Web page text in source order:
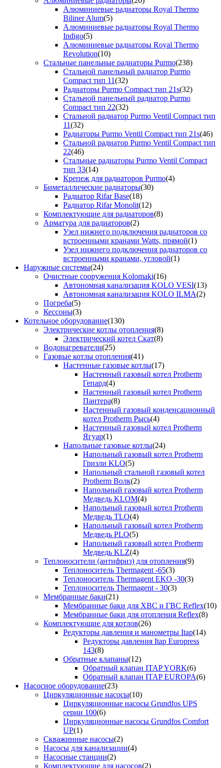
Алюминиевые радиаторы Royal Thermo
Biliner Alum(5)
Алюминиевые радиаторы Royal Thermo
Indigo(5)
Алюминиевые радиаторы Royal Thermo
Revolution(10)
Стальные панельные радиаторы Purmo(238)
Стальной панельный радиатор Purmo
Compact тип 11(32)
Радиаторы Purmo Compact тип 21s(32)
Стальной панельный радиатор Purmo
Compact тип 22(32)
Стальной радиатор Purmo Ventil Compact тип
11(32)
Радиаторы Purmo Ventil Compact тип 21s(46)
Стальной радиатор Purmo Ventil Compact тип
22(46)
Стальные радиаторы Purmo Ventil Compact
тип 33(14)
Крепеж для радиаторов Purmo(4)
Биметаллические радиаторы(30)
Радиатор Rifar Base(18)
Радиатор Rifar Monolit(12)
Комплектующие для радиаторов(8)
Арматура для радиаторов(2)
Узел нижнего подключения радиаторов со
встроенными кранами Watts, прямой(1)
Узел нижнего подключения радиаторов со
встроенными кранами, угловой(1)
Наружные системы(24)
Очистные сооружения Kolomaki(16)
Автономная канализация KOLO VESI(13)
Автономная канализация KOLO ILMA(2)
Погреба(5)
Кессоны(3)
Котельное оборудование(130)
Электрические котлы отопления(8)
Электрический котел Скат(8)
Водонагреватели(25)
Газовые котлы отопления(41)
Настенные газовые котлы(17)
Настенный газовый котел Protherm
Гепард(4)
Настенный газовый котел Protherm
Пантера(8)
Настенный газовый конденсационный
котел Protherm Рысь(4)
Настенный газовый котел Protherm
Ягуар(1)
Напольные газовые котлы(24)
Напольный газовый котел Protherm
Гризли KLO(5)
Напольный стальной газовый котел
Protherm Волк(2)
Напольный газовый котел Protherm
Медведь KLOM(4)
Напольный газовый котел Protherm
Медведь TLO(4)
Напольный газовый котел Protherm
Медведь PLO(5)
Напольный газовый котел Protherm
Медведь KLZ(4)
Теплоносители (антифриз) для отопления(9)
Теплоноситель Thermagent -65(3)
Теплоноситель Thermagent EKO -30(3)
Теплоноситель Thermagent - 30(3)
Мембранные баки(21)
Мембранные баки для ХВС и ГВС Reflex(10)
Мембранные баки для отопления Reflex(8)
Комплектующие для котлов(26)
Редукторы давления и манометры Itap(14)
Редукторы давления Itap Europress
143(8)
Обратные клапаны(12)
Обратный клапан ITAP YORK(6)
Обратный клапан ITAP EUROPA(6)
Насосное оборудование(23)
Циркуляционные насосы(10)
Циркуляционные насосы Grundfos UPS
серии 100(6)
Циркуляционные насосы Grundfos Comfort
UP(1)
Скважинные насосы(2)
Насосы для канализации(4)
Насосные станции(2)
Комплектующие для насосов(2)